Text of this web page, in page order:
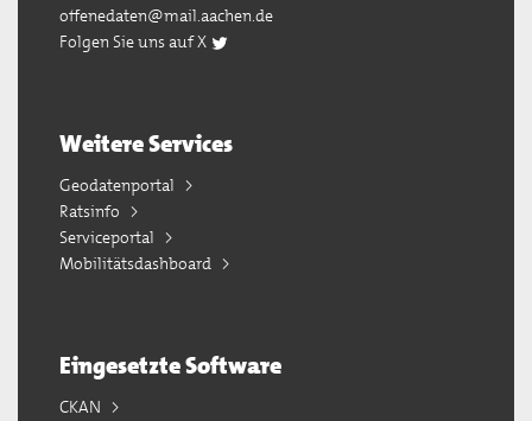
offenedaten@mail.aachen.de
Folgen Sie uns auf X
Weitere Services
Geodatenportal
Ratsinfo
Serviceportal
Mobilitätsdashboard
Eingesetzte Software
CKAN